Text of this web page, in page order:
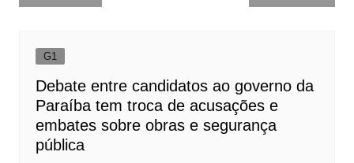
de
G1
Debate entre candidatos ao governo da
Paraíba tem troca de acusações e
embates sobre obras e segurança
pública